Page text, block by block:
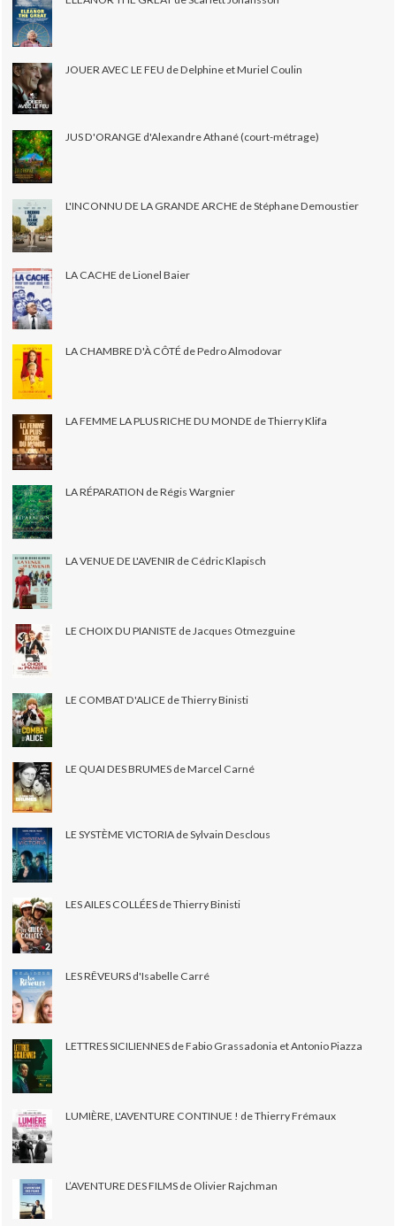
JOUER AVEC LE FEU de Delphine et Muriel Coulin
JUS D'ORANGE d'Alexandre Athané (court-métrage)
L'INCONNU DE LA GRANDE ARCHE de Stéphane Demoustier
LA CACHE de Lionel Baier
LA CHAMBRE D'À CÔTÉ de Pedro Almodovar
LA FEMME LA PLUS RICHE DU MONDE de Thierry Klifa
LA RÉPARATION de Régis Wargnier
LA VENUE DE L'AVENIR de Cédric Klapisch
LE CHOIX DU PIANISTE de Jacques Otmezguine
LE COMBAT D'ALICE de Thierry Binisti
LE QUAI DES BRUMES de Marcel Carné
LE SYSTÈME VICTORIA de Sylvain Desclous
LES AILES COLLÉES de Thierry Binisti
LES RÊVEURS d'Isabelle Carré
LETTRES SICILIENNES de Fabio Grassadonia et Antonio Piazza
LUMIÈRE, L'AVENTURE CONTINUE ! de Thierry Frémaux
L’AVENTURE DES FILMS de Olivier Rajchman